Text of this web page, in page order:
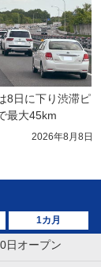
8日に下り渋滞ピ
最大45km
2026年8月8日
1カ月
日オープン